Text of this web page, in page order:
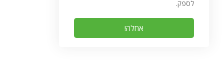
לספק.
אחלה!